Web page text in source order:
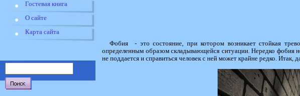
Гостевая книга
О сайте
Карта сайта
Фобия - это состояние, при котором возникает стойкая
определенным образом складывающейся ситуации. Нередко фобия
не поддается и справиться человек с ней может крайне редко. Итак,